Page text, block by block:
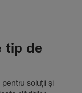
tip de
soluții și